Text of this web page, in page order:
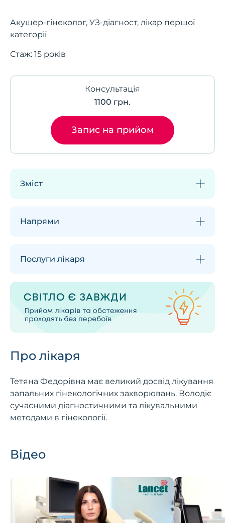
Акушер-гінеколог, УЗ-діагност, лікар першої
категорії
Стаж: 15 років
Консультація
1100 грн.
Запис на прийом
Про лікаря
Тетяна Федорівна має великий досвід лікування
запальних гінекологічних захворювань. Володіє
сучасними діагностичними та лікувальними
методами в гінекології.
Відео
Зміст
Напрями
Послуги лікаря